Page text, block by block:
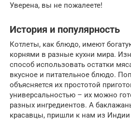
Уверена, вы не пожалеете!
История и популярность
Котлеты, как блюдо, имеют
корнями в разные кухни мира.
способ использовать остатки
вкусное и питательное блюдо.
объясняется их простотой
универсальностью – их можно
разных ингредиентов. А
красавцы, пришли к нам из